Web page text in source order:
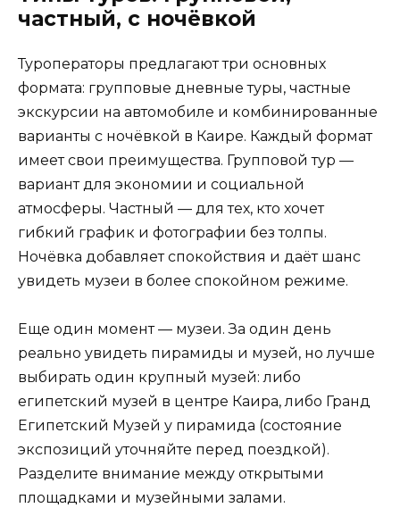
частный, с ночёвкой
Туроператоры предлагают три основных
формата: групповые дневные туры, частные
экскурсии на автомобиле и комбинированные
варианты с ночёвкой в Каире. Каждый формат
имеет свои преимущества. Групповой тур —
вариант для экономии и социальной
атмосферы. Частный — для тех, кто хочет
гибкий график и фотографии без толпы.
Ночёвка добавляет спокойствия и даёт шанс
увидеть музеи в более спокойном режиме.
Еще один момент — музеи. За один день
реально увидеть пирамиды и музей, но лучше
выбирать один крупный музей: либо
египетский музей в центре Каира, либо Гранд
Египетский Музей у пирамида (состояние
экспозиций уточняйте перед поездкой).
Разделите внимание между открытыми
площадками и музейными залами.